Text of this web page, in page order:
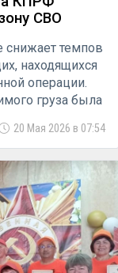
СВО
темпов
находящихся
операции.
груза была
20 Мая 2026 в 07:54